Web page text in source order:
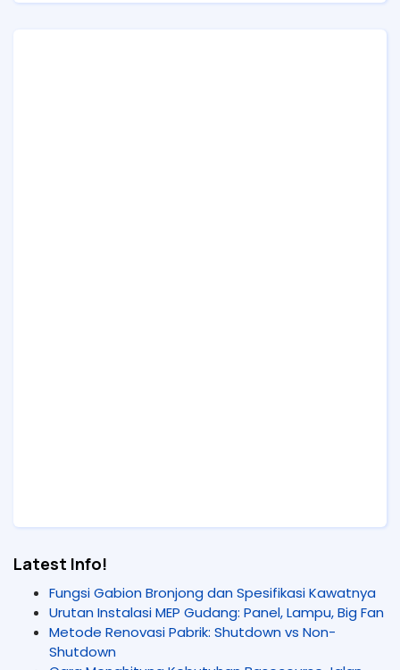
Latest Info!
Fungsi Gabion Bronjong dan Spesifikasi Kawatnya
Urutan Instalasi MEP Gudang: Panel, Lampu, Big Fan
Metode Renovasi Pabrik: Shutdown vs Non-
Shutdown